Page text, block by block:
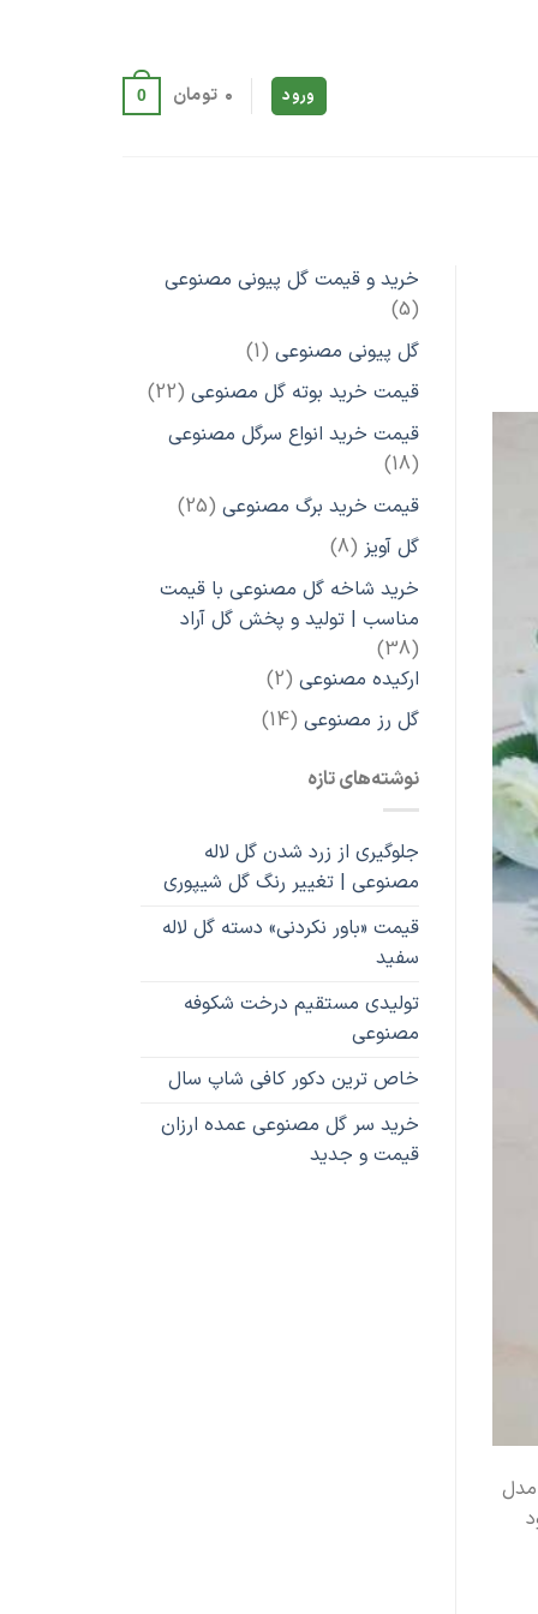
ورود ۰ تومان 0
خرید و قیمت گل پیونی مصنوعی
5
5
محصول
گل پیونی مصنوعی 1
1
محصول
قیمت خرید بوته گل مصنوعی 22
22
قیمت خرید انواع سرگل مصنوعی
18
18
محصول
قیمت خرید برگ مصنوعی 25
25
گل آویز 8
8
محصول
خرید شاخه گل مصنوعی با قیمت
مناسب | تولید و پخش گل آراد
38
38
محصول
ارکیده مصنوعی 2
2
محصول
گل رز مصنوعی 14
14
نوشته‌های تازه
جلوگیری از زرد شدن گل لاله
مصنوعی | تغییر رنگ گل شیپوری
قیمت «باور نکردنی» دسته گل لاله
سفید
تولیدی مستقیم درخت شکوفه
مصنوعی
خاص ترین دکور کافی شاپ سال
خرید سر گل مصنوعی عمده ارزان
قیمت و جدید